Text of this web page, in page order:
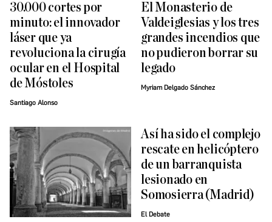
30.000 cortes por
minuto: el innovador
láser que ya
revoluciona la cirugía
ocular en el Hospital
de Móstoles
Santiago Alonso
El Monasterio de
Valdeiglesias y los tres
grandes incendios que
no pudieron borrar su
legado
Myriam Delgado Sánchez
Así ha sido el complejo
rescate en helicóptero
de un barranquista
lesionado en
Somosierra (Madrid)
El Debate